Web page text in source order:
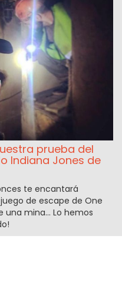
prueba del
Indiana Jones de
te encantará
de escape de One
una mina... Lo hemos